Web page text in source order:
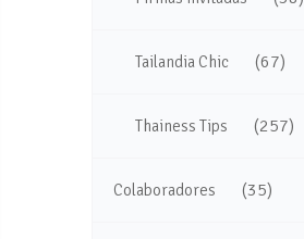
Tailandia Chic (67)
Thainess Tips (257)
Colaboradores (35)